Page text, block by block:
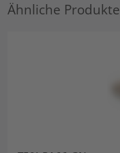
Ähnliche Produkte